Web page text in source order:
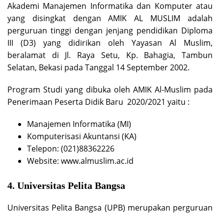
Akademi Manajemen Informatika dan Komputer atau
yang disingkat dengan AMIK AL MUSLIM adalah
perguruan tinggi dengan jenjang pendidikan Diploma
III (D3) yang didirikan oleh Yayasan Al Muslim,
beralamat di Jl. Raya Setu, Kp. Bahagia, Tambun
Selatan, Bekasi pada Tanggal 14 September 2002.
Program Studi yang dibuka oleh AMIK Al-Muslim pada
Penerimaan Peserta Didik Baru 2020/2021 yaitu :
Manajemen Informatika (MI)
Komputerisasi Akuntansi (KA)
Telepon: (021)88362226
Website: www.almuslim.ac.id
4. Universitas Pelita Bangsa
Universitas Pelita Bangsa (UPB) merupakan perguruan